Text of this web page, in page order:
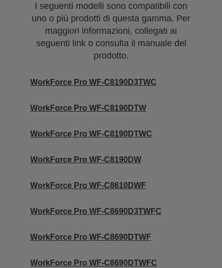
I seguenti modelli sono compatibili con
uno o più prodotti di questa gamma. Per
maggiori informazioni, collegati ai
seguenti link o consulta il manuale del
prodotto.
WorkForce Pro WF-C8190D3TWC
WorkForce Pro WF-C8190DTW
WorkForce Pro WF-C8190DTWC
WorkForce Pro WF-C8190DW
WorkForce Pro WF-C8610DWF
WorkForce Pro WF-C8690D3TWFC
WorkForce Pro WF-C8690DTWF
WorkForce Pro WF-C8690DTWFC